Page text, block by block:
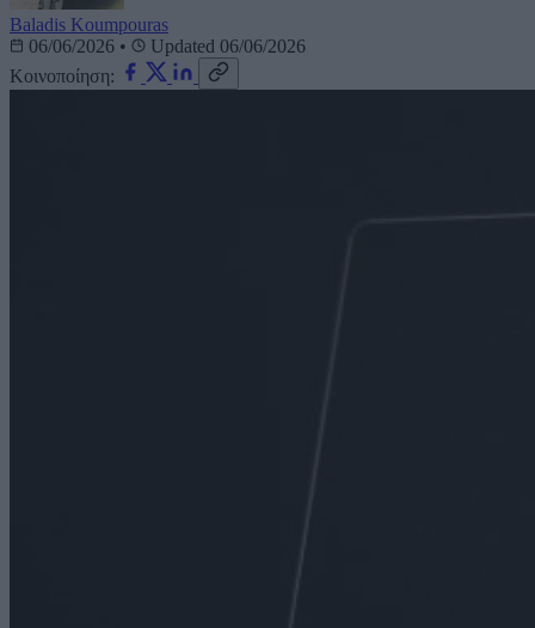
Baladis Koumpouras
06/06/2026 •
Updated 06/06/2026
Κοινοποίηση: